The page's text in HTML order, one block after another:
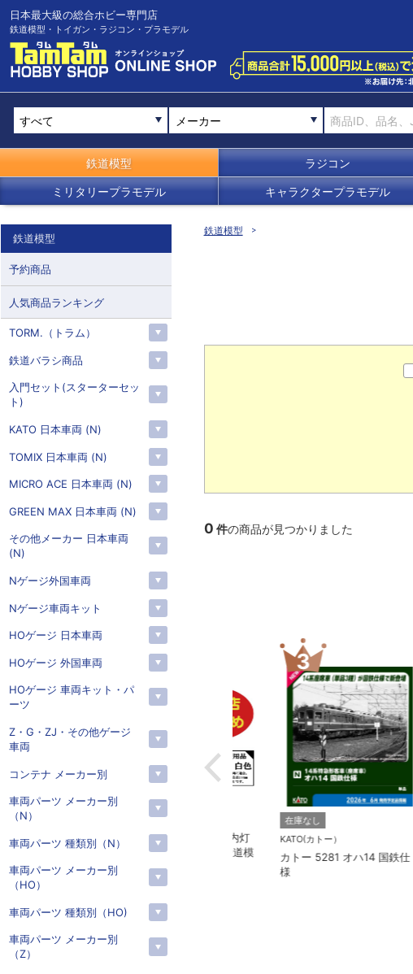
日本最大級の総合ホビー専門店
鉄道模型・トイガン・ラジコン・プラモデル
メーカー
鉄道模型 ラジコン
ミリタリープラモデル キャラクタープラモデル
鉄道模型
0 件の商品が見つかりました
7両セッ
2
TORM. TL-N001 LED室内灯
幅狭タイプ・白色 1本 鉄道模
型
在庫なし
KATO(カトー）
カトー 5281 オハ14 国鉄仕
鉄道模型
予約商品
人気商品ランキング
TORM.（トラム）
鉄道バラシ商品
入門セット(スターターセッ
ト)
KATO 日本車両 (N)
TOMIX 日本車両 (N)
MICRO ACE 日本車両 (N)
GREEN MAX 日本車両 (N)
その他メーカー 日本車両
(N)
Nゲージ外国車両
Nゲージ車両キット
HOゲージ 日本車両
HOゲージ 外国車両
HOゲージ 車両キット・パ
ーツ
Z・G・ZJ・その他ゲージ
車両
コンテナ メーカー別
車両パーツ メーカー別
（N）
車両パーツ 種類別（N）
車両パーツ メーカー別
（HO）
車両パーツ 種類別（HO)
車両パーツ メーカー別
（Z）